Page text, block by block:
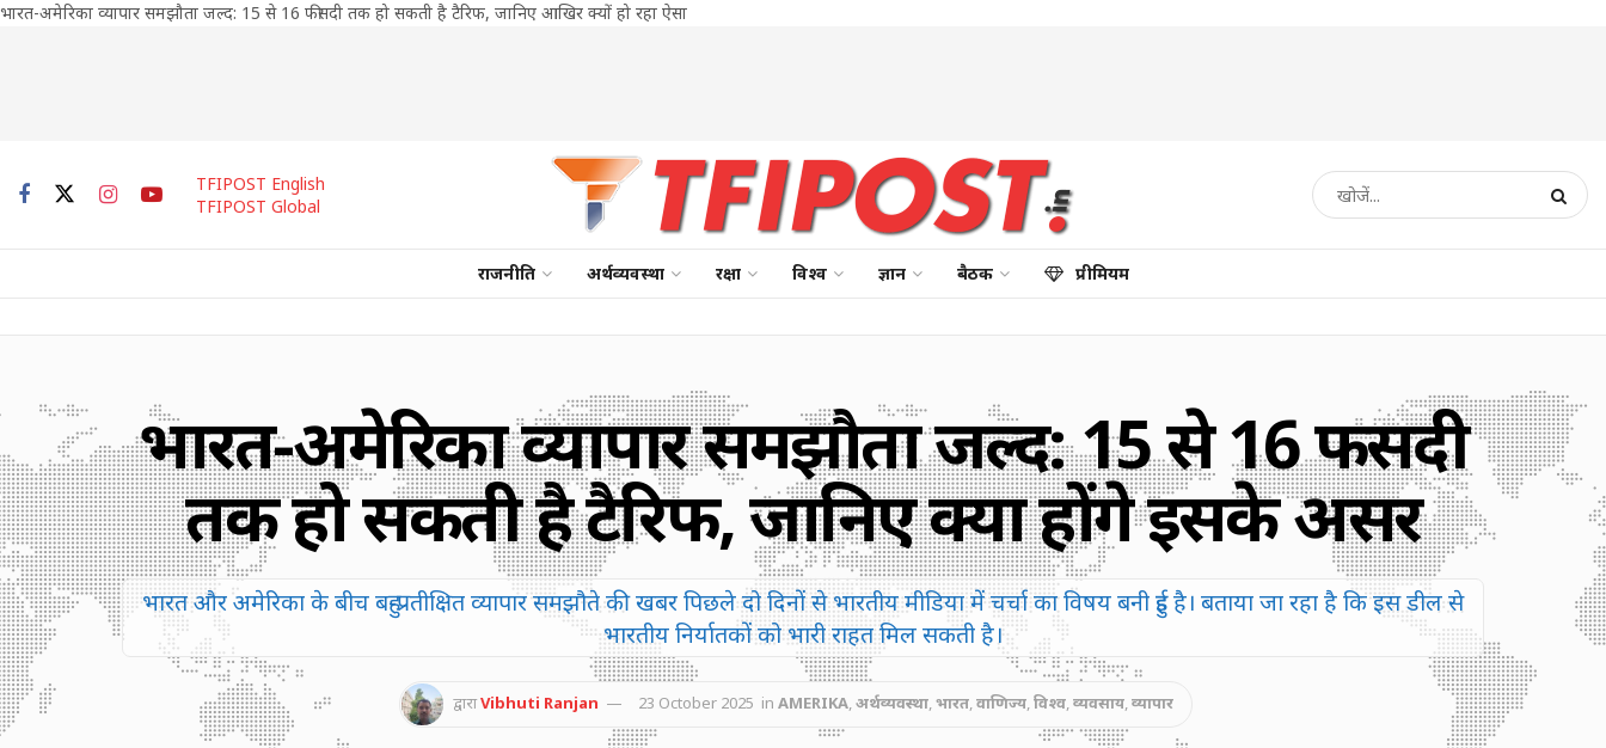
भारत-अमेरिका व्यापार समझौता जल्द: 15 से 16 फीसदी तक हो सकती है टैरिफ, जानिए आखिर क्यों हो रहा ऐसा
TFIPOST English
TFIPOST Global
राजनीति अर्थव्यवस्था रक्षा विश्व ज्ञान बैठक प्रीमियम
भारत-अमेरिका व्यापार समझौता जल्द: 15 से 16 फीसदी
तक हो सकती है टैरिफ, जानिए क्या होंगे इसके असर
भारत और अमेरिका के बीच बहु-प्रतीक्षित व्यापार समझौते की खबर पिछले दो दिनों से भारतीय मीडिया में चर्चा का विषय बनी हुई है। बताया जा रहा है कि इस डील से
भारतीय निर्यातकों को भारी राहत मिल सकती है।
द्वाराVibhuti Ranjan 23 October 2025 in AMERIKA,अर्थव्यवस्था,भारत,वाणिज्य,विश्व,व्यवसाय,व्यापार